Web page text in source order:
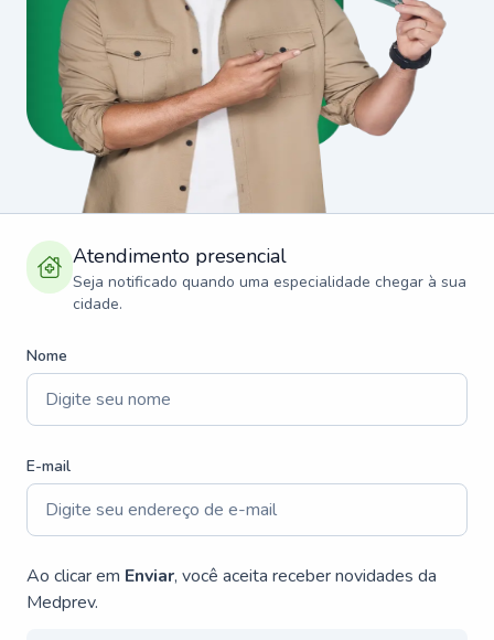
Atendimento presencial
Seja notificado quando uma especialidade chegar à sua
cidade.
Nome
E-mail
Ao clicar em Enviar, você aceita receber novidades da
Medprev.